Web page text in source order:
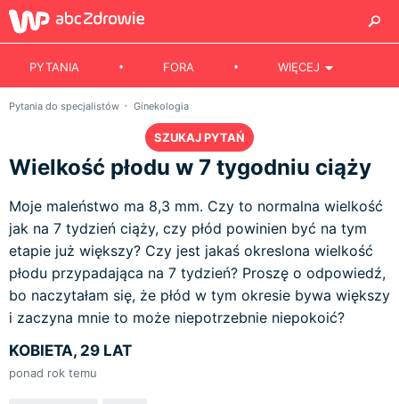
PYTANIA FORA WIĘCEJ
Pytania do specjalistów Ginekologia
SZUKAJ PYTAŃ
Wielkość płodu w 7 tygodniu ciąży
Moje maleństwo ma 8,3 mm. Czy to normalna wielkość
jak na 7 tydzień ciąży, czy płód powinien być na tym
etapie już większy? Czy jest jakaś okreslona wielkość
płodu przypadająca na 7 tydzień? Proszę o odpowiedź,
bo naczytałam się, że płód w tym okresie bywa większy
i zaczyna mnie to może niepotrzebnie niepokoić?
KOBIETA, 29 LAT
ponad rok temu